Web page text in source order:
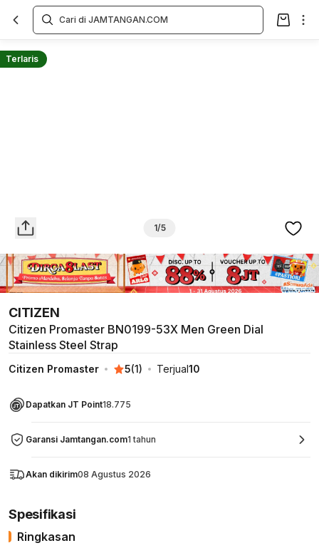
Terlaris
1/5
CITIZEN
Citizen Promaster BN0199-53X Men Green Dial
Stainless Steel Strap
Citizen Promaster 5(1) Terjual10
Dapatkan JT Point18.775
Garansi Jamtangan.com1 tahun
Akan dikirim08 Agustus 2026
Overview
Spesifikasi
Ringkasan